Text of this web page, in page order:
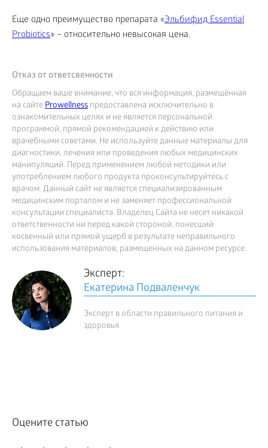
Еще одно преимущество препарата «Эльбифид Essential
Probiotics» – относительно невысокая цена.
Отказ от ответсвенности
Обращаем ваше внимание, что вся информация, размещённая
на сайтеProwellness предоставлена исключительно в
ознакомительных целях и не является персональной
программой, прямой рекомендацией к действию или
врачебными советами. Не используйте данные материалы для
диагностики, лечения или проведения любых медицинских
манипуляций. Перед применением любой методики или
употреблением любого продукта проконсультируйтесь с
врачом. Данный сайт не является специализированным
медицинским порталом и не заменяет профессиональной
консультации специалиста. Владелец Сайта не несет никакой
ответственности ни перед какой стороной, понесший
косвенный или прямой ущерб в результате неправильного
использования материалов, размещенных на данном ресурсе.
Эксперт:
Екатерина Подваленчук
Эксперт в области правильного питания и
здоровья
Оцените статью